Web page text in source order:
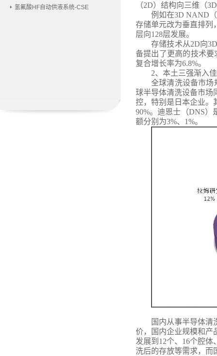
氢氟酸HF自动供液系统-CSE
（2D）结构向三维（
例如在3D NAND
存储单元改为垂直排列
层向128层发展。
存储技术从2D向
备提出了更高的技术
复合增长率为6.8%。
2、 本土三强渐入
全球清洗设备市场
球半导体清洗设备市场
控，特别是日本企业。
90%。迪恩士（DNS）
额分别为3%、1%。
国内从事半导体清
价，国内企业规模和产
发展到 12个、16个腔
洗后的存放等需求，而